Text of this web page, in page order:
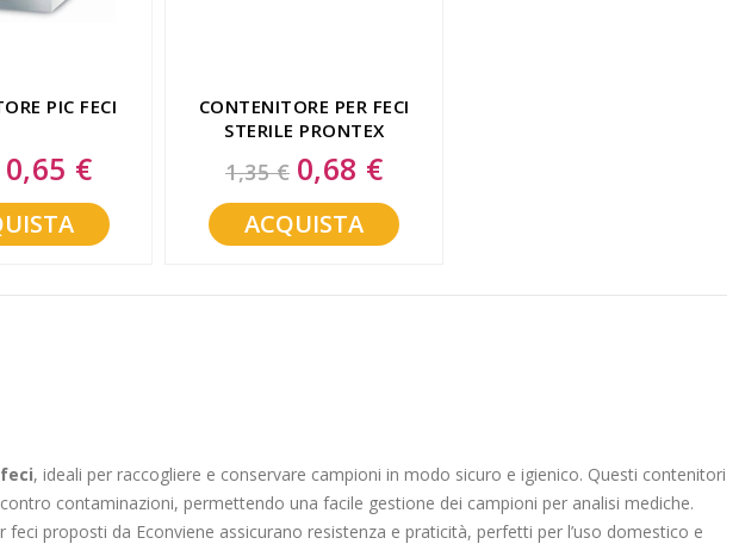
PIC FECI
Special
Price
0,65 €
CONTENITORE PER FECI
STERILE PRONTEX
DIAGNOSTIC BOX
1,35 € Special
Price
0,68 €
ACQUISTA
, ideali per raccogliere e conservare campioni in modo sicuro e igienico. Questi contenitori
contaminazioni, permettendo una facile gestione dei campioni per analisi mediche.
proposti da Econviene assicurano resistenza e praticità, perfetti per l’uso domestico e